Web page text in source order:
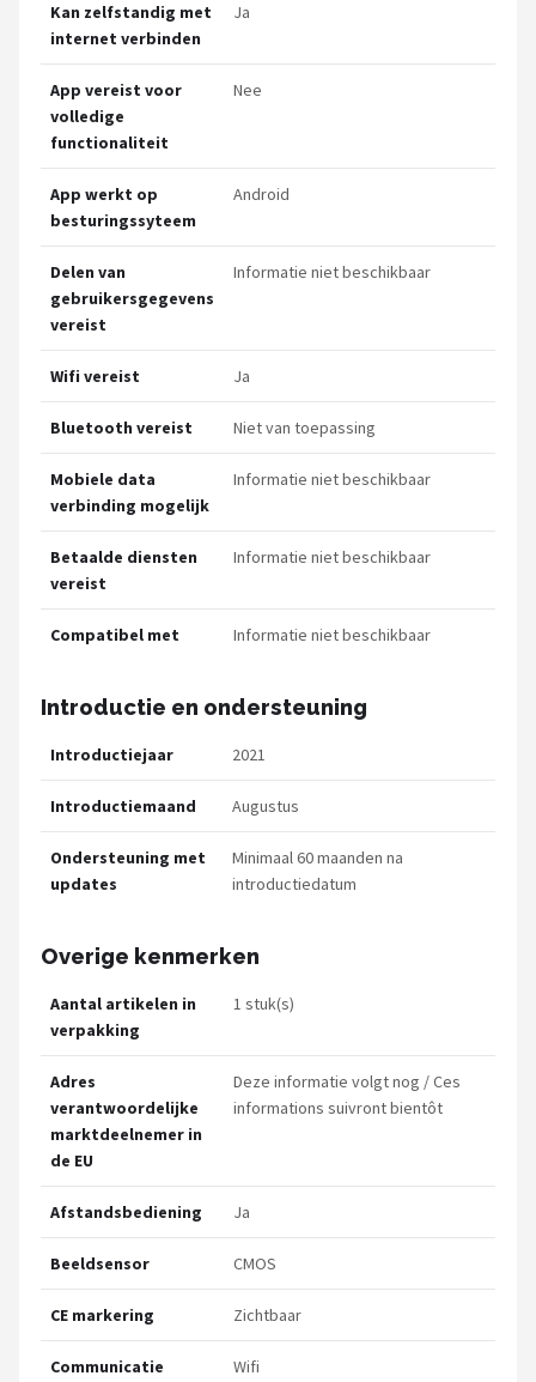
Kan zelfstandig met
internet verbinden
Ja
App vereist voor
volledige
functionaliteit
Nee
App werkt op
besturingssyteem
Android
Delen van
gebruikersgegevens
vereist
Informatie niet beschikbaar
Wifi vereist Ja
Bluetooth vereist Niet van toepassing
Mobiele data
verbinding mogelijk
Informatie niet beschikbaar
Betaalde diensten
vereist
Informatie niet beschikbaar
Compatibel met Informatie niet beschikbaar
Introductie en ondersteuning
Introductiejaar 2021
Introductiemaand Augustus
Ondersteuning met
updates
Minimaal 60 maanden na
introductiedatum
Overige kenmerken
Aantal artikelen in
verpakking
1 stuk(s)
Adres
verantwoordelijke
marktdeelnemer in
de EU
Deze informatie volgt nog / Ces
informations suivront bientôt
Afstandsbediening Ja
Beeldsensor CMOS
CE markering Zichtbaar
Communicatie Wifi